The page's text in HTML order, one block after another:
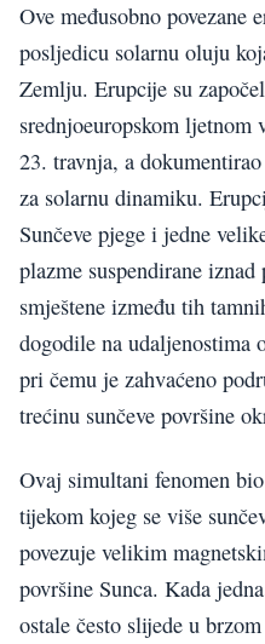
Ove međusobno povezane
posljedicu solarnu oluju
Zemlju. Erupcije su
srednjoeuropskom ljetnom
23. travnja, a
za solarnu dinamiku.
Sunčeve pjege i jedne
plazme suspendirane
smještene između tih
dogodile na udaljenostima
pri čemu je zahvaćeno
trećinu sunčeve površine
Ovaj simultani fenomen
tijekom kojeg se više
povezuje velikim
površine Sunca. Kada
ostale često slijede u